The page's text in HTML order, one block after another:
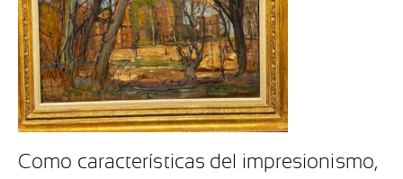
Como características del impresionismo,